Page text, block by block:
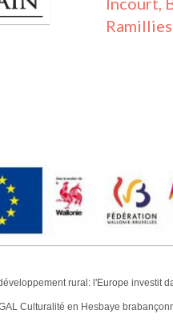
Ramillies
rural: l'Europe investit
Culturalité en Hesbaye